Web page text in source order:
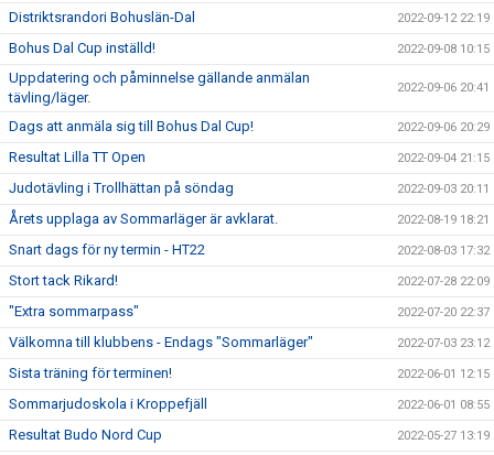
Distriktsrandori Bohuslän-Dal 2022-09-12 22:19
Bohus Dal Cup inställd! 2022-09-08 10:15
Uppdatering och påminnelse gällande anmälan
tävling/läger.
2022-09-06 20:41
Dags att anmäla sig till Bohus Dal Cup! 2022-09-06 20:29
Resultat Lilla TT Open 2022-09-04 21:15
Judotävling i Trollhättan på söndag 2022-09-03 20:11
Årets upplaga av Sommarläger är avklarat. 2022-08-19 18:21
Snart dags för ny termin - HT22 2022-08-03 17:32
Stort tack Rikard! 2022-07-28 22:09
"Extra sommarpass" 2022-07-20 22:37
Välkomna till klubbens - Endags "Sommarläger" 2022-07-03 23:12
Sista träning för terminen! 2022-06-01 12:15
Sommarjudoskola i Kroppefjäll 2022-06-01 08:55
Resultat Budo Nord Cup 2022-05-27 13:19